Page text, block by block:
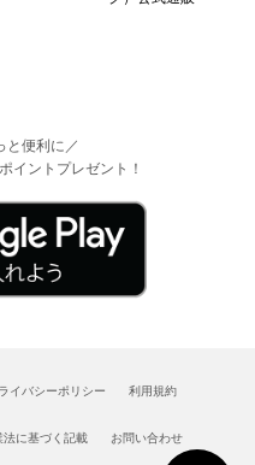
と便利に／
イントプレゼント！
イバシーポリシー 利用規約
法に基づく記載 お問い合わせ